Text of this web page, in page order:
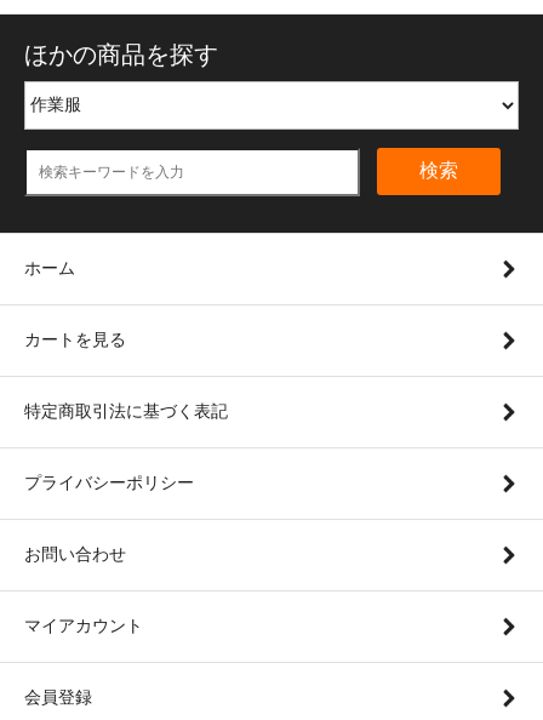
ほかの商品を探す
検索
ホーム
カートを見る
特定商取引法に基づく表記
プライバシーポリシー
お問い合わせ
マイアカウント
会員登録